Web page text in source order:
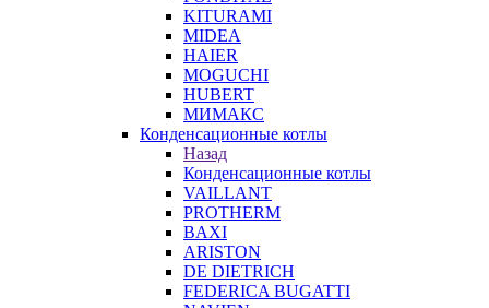
KITURAMI
MIDEA
HAIER
MOGUCHI
HUBERT
МИМАКС
Конденсационные котлы
Назад
Конденсационные котлы
VAILLANT
PROTHERM
BAXI
ARISTON
DE DIETRICH
FEDERICA BUGATTI